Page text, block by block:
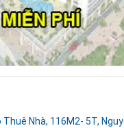
Thuê Nhà, 116M2- 5T,